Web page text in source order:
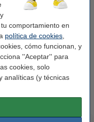
comportamiento en
política de cookies
cómo funcionan, y
''Aceptar'' para
cookies, solo
analíticas (y técnicas
descripción
€
Comprar